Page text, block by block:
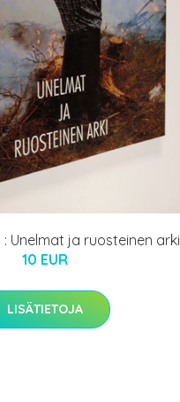
: Unelmat ja ruosteinen arki
10 EUR
LISÄTIETOJA